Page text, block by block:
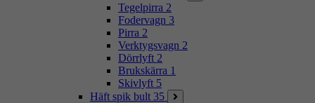
Tegelpirra 2
Fodervagn 3
Pirra 2
Verktygsvagn 2
Dörrlyft 2
Brukskärra 1
Skivlyft 5
Häft spik bult 35